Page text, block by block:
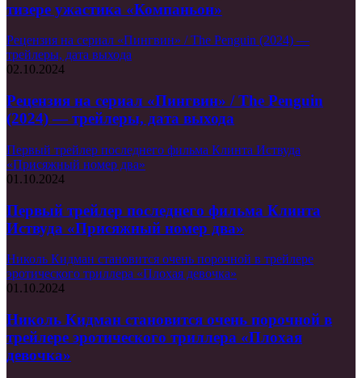
тизере ужастика «Компаньон»
Рецензия на сериал «Пингвин» / The Penguin (2024) —
трейлеры, дата выхода
02.10.2024
Рецензия на сериал «Пингвин» / The Penguin
(2024) — трейлеры, дата выхода
Первый трейлер последнего фильма Клинта Иствуда
«Присяжный номер два»
01.10.2024
Первый трейлер последнего фильма Клинта
Иствуда «Присяжный номер два»
Николь Кидман становится очень порочной в трейлере
эротического триллера «Плохая девочка»
01.10.2024
Николь Кидман становится очень порочной в
трейлере эротического триллера «Плохая
девочка»